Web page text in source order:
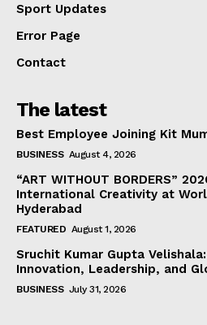
Sport Updates
Error Page
Contact
The latest
Best Employee Joining Kit
BUSINESS August 4, 2026
“ART WITHOUT BORDERS”
International Creativity at
Hyderabad
FEATURED August 1, 2026
Sruchit Kumar Gupta
Innovation, Leadership, and
BUSINESS July 31, 2026